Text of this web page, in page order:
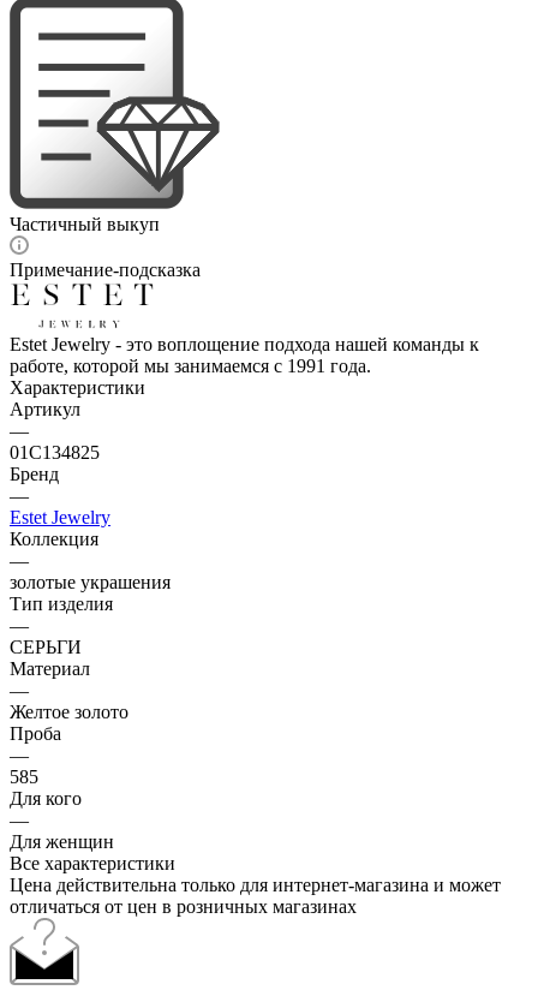
Частичный выкуп
Примечание-подсказка
Estet Jewelry - это воплощение подхода нашей команды к
работе, которой мы занимаемся с 1991 года.
Характеристики
Артикул
—
01С134825
Бренд
—
Estet Jewelry
Коллекция
—
золотые украшения
Тип изделия
—
СЕРЬГИ
Материал
—
Желтое золото
Проба
—
585
Для кого
—
Для женщин
Все характеристики
Цена действительна только для интернет-магазина и может
отличаться от цен в розничных магазинах